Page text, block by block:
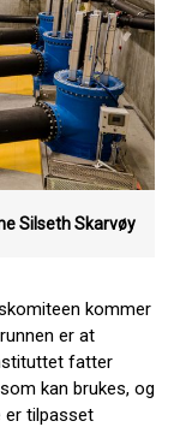
Silseth Skarvøy
kommer
er at
fatter
kan brukes, og
er tilpasset